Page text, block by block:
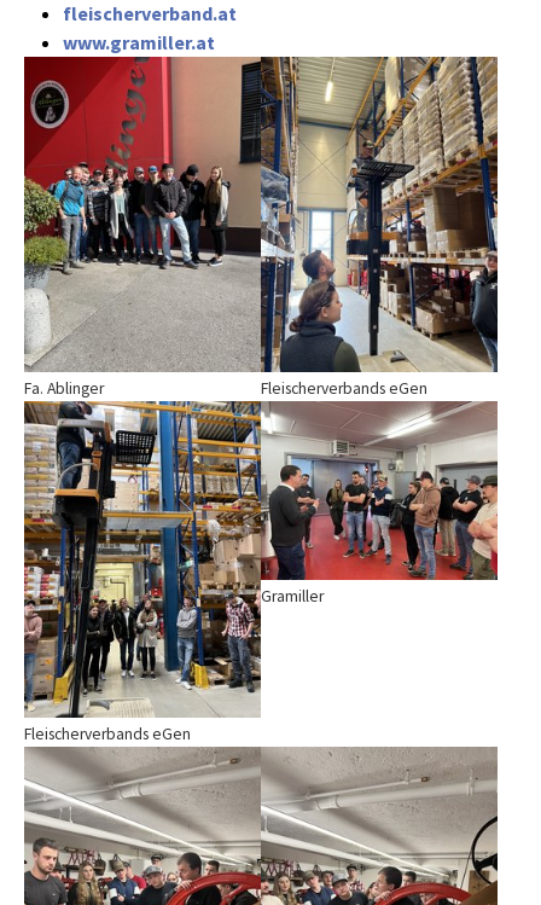
Show larger version
Fa. Ablinger
Show larger version
Fleischerverbands eGen
Show larger version
Fleischerverbands eGen
Show larger version
Gramiller
Show larger version Show larger version
fleischerverband.at
www.gramiller.at